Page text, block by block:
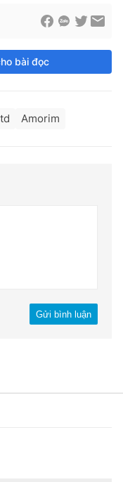
bài đọc
Amorim
Gửi bình luận